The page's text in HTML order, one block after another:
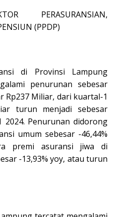
PERASURANSIAN,
(PPDP)
di Provinsi Lampung
penurunan sebesar
Rp237 Miliar, dari kuartal-1
turun menjadi sebesar
2024. Penurunan didorong
umum sebesar -46,44%
premi asuransi jiwa di
-13,93% yoy, atau turun